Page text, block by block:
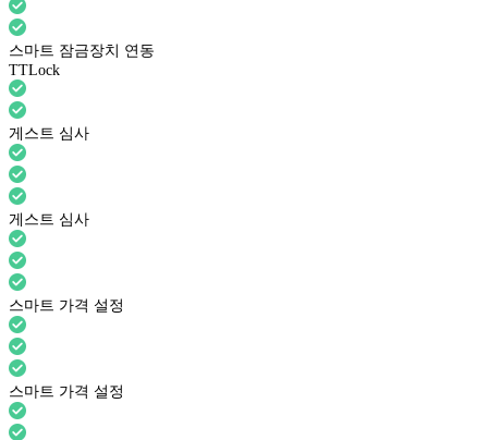
스마트 잠금장치 연동
TTLock
게스트 심사
게스트 심사
스마트 가격 설정
스마트 가격 설정